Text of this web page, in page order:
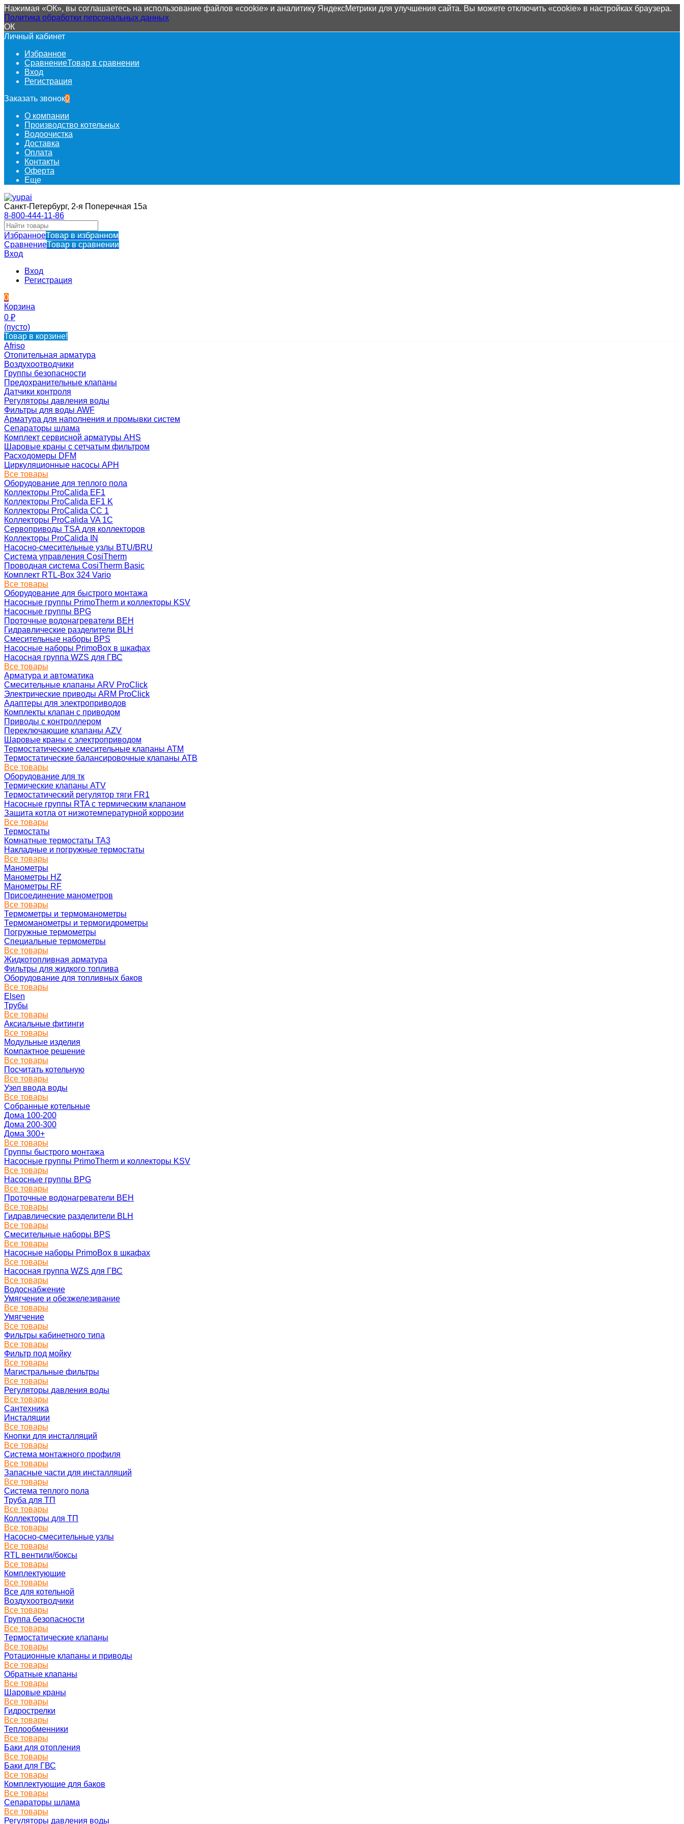
Нажимая «ОК», вы соглашаетесь на использование файлов «cookie» и аналитику ЯндексМетрики для улучшения сайта. Вы можете отключить «cookie» в настройках браузера.
Политика обработки персональных данных
ОК
Личный кабинет
Избранное
СравнениеТовар в сравнении
Вход
Регистрация
Заказать звонок0
О компании
Производство котельных
Водоочистка
Доставка
Оплата
Контакты
Оферта
Еще
Санкт-Петербург, 2-я Поперечная 15а
8-800-444-11-86
ИзбранноеТовар в избранном
СравнениеТовар в сравнении
Вход
Вход
Регистрация
0
Корзина
0 ₽
(пусто)
Товар в корзине!
Afriso
Отопительная арматура
Воздухоотводчики
Группы безопасности
Предохранительные клапаны
Датчики контроля
Регуляторы давления воды
Фильтры для воды AWF
Арматура для наполнения и промывки систем
Сепараторы шлама
Комплект сервисной арматуры AHS
Шаровые краны с сетчатым фильтром
Расходомеры DFM
Циркуляционные насосы APH
Все товары
Оборудование для теплого пола
Коллекторы ProCalida EF1
Коллекторы ProCalida EF1 K
Коллекторы ProCalida CC 1
Коллекторы ProCalida VA 1C
Сервоприводы TSA для коллекторов
Коллекторы ProCalida IN
Насосно-смесительные узлы BTU/BRU
Система управления CosiTherm
Проводная система CosiTherm Basic
Комплект RTL‑Box 324 Vario
Все товары
Оборудование для быстрого монтажа
Насосные группы PrimoTherm и коллекторы KSV
Насосные группы BPG
Проточные водонагреватели BEH
Гидравлические разделители BLH
Смесительные наборы BPS
Насосные наборы PrimoBox в шкафах
Насосная группа WZS для ГВС
Все товары
Арматура и автоматика
Смесительные клапаны ARV ProClick
Электрические приводы ARM ProClick
Адаптеры для электроприводов
Комплекты клапан с приводом
Приводы с контроллером
Переключающие клапаны AZV
Шаровые краны с электроприводом
Термостатические смесительные клапаны ATM
Термостатические балансировочные клапаны ATB
Все товары
Оборудование для тк
Термические клапаны ATV
Термостатический регулятор тяги FR1
Насосные группы RTA с термическим клапаном
Защита котла от низкотемпературной коррозии
Все товары
Термостаты
Комнатные термостаты TA3
Накладные и погружные термостаты
Все товары
Манометры
Манометры HZ
Манометры RF
Присоединение манометров
Все товары
Термометры и термоманометры
Термоманометры и термогидрометры
Погружные термометры
Специальные термометры
Все товары
Жидкотопливная арматура
Фильтры для жидкого топлива
Оборудование для топливных баков
Все товары
Elsen
Трубы
Все товары
Аксиальные фитинги
Все товары
Модульные изделия
Компактное решение
Все товары
Посчитать котельную
Все товары
Узел ввода воды
Все товары
Собранные котельные
Дома 100-200
Дома 200-300
Дома 300+
Все товары
Группы быстрого монтажа
Насосные группы PrimoTherm и коллекторы KSV
Все товары
Насосные группы BPG
Все товары
Проточные водонагреватели BEH
Все товары
Гидравлические разделители BLH
Все товары
Смесительные наборы BPS
Все товары
Насосные наборы PrimoBox в шкафах
Все товары
Насосная группа WZS для ГВС
Все товары
Водоснабжение
Умягчение и обезжелезивание
Все товары
Умягчение
Все товары
Фильтры кабинетного типа
Все товары
Фильтр под мойку
Все товары
Магистральные фильтры
Все товары
Регуляторы давления воды
Все товары
Сантехника
Инсталяции
Все товары
Кнопки для инсталляций
Все товары
Система монтажного профиля
Все товары
Запасные части для инсталляций
Все товары
Система теплого пола
Труба для ТП
Все товары
Коллекторы для ТП
Все товары
Насосно-смесительные узлы
Все товары
RTL вентили/боксы
Все товары
Комплектующие
Все товары
Все для котельной
Воздухоотводчики
Все товары
Группа безопасности
Все товары
Термостатические клапаны
Все товары
Ротационные клапаны и приводы
Все товары
Обратные клапаны
Все товары
Шаровые краны
Все товары
Гидрострелки
Все товары
Теплообменники
Все товары
Баки для отопления
Все товары
Баки для ГВС
Все товары
Комплектующие для баков
Все товары
Сепараторы шлама
Все товары
Регуляторы давления воды